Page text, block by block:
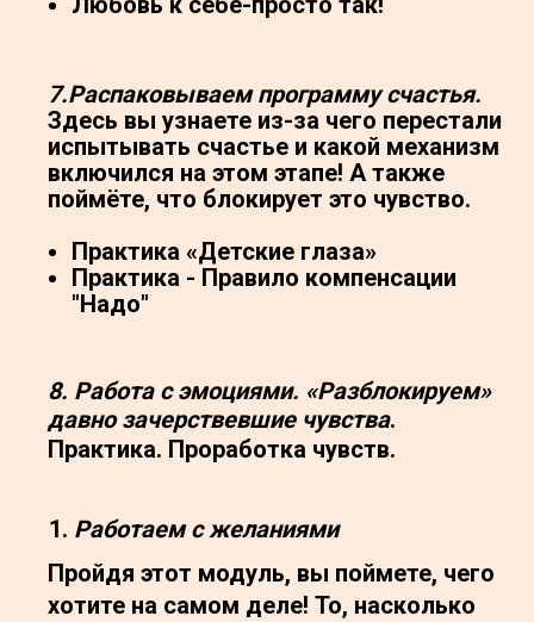
7.Распаковываем программу счастья.
Здесь вы узнаете из-за чего перестали
испытывать счастье и какой механизм
включился на этом этапе! А также
поймёте, что блокирует это чувство.
Практика «Детские глаза»
Практика - Правило компенсации
"Надо"
8. Работа с эмоциями. «Разблокируем»
давно зачерствевшие чувства.
Практика. Проработка чувств.
Работаем с желаниями
Пройдя этот модуль, вы поймете, чего
хотите на самом деле! То, насколько